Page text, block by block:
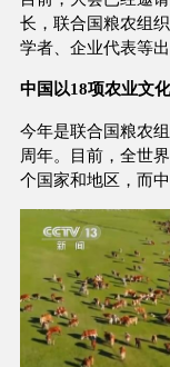
长，联合国粮农组
学者、企业代表等出
中国以18项农业文
今年是联合国粮农
周年。目前，全世
个国家和地区，而